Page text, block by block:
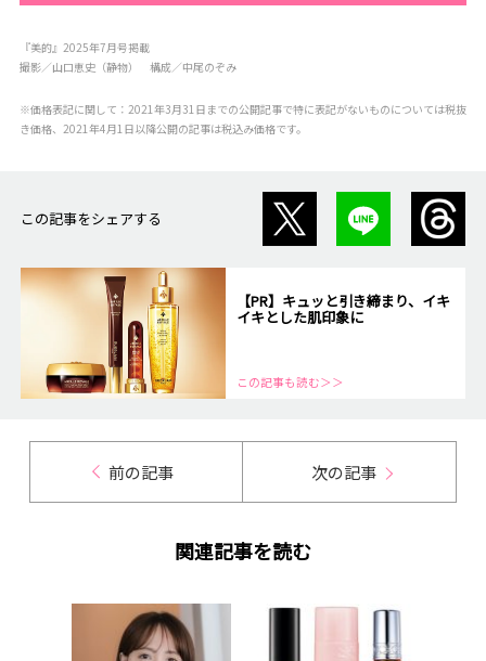
『美的』2025年7月号掲載
撮影／山口恵史（静物） 構成／中尾のぞみ
※価格表記に関して：2021年3月31日までの公開記事で特に表記がないものについては税抜
き価格、2021年4月1日以降公開の記事は税込み価格です。
この記事をシェアする
【PR】キュッと引き締まり、イキ
イキとした肌印象に
この記事も読む＞＞
前の記事 次の記事
関連記事を読む